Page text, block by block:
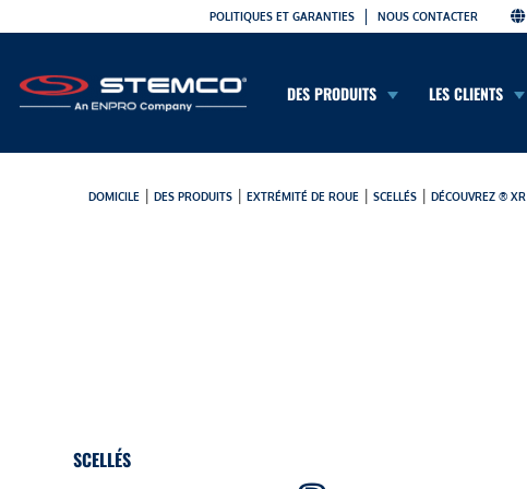
POLITIQUES ET GARANTIES NOUS CONTACTER
DES PRODUITS LES CLIENTS
DOMICILE | DES PRODUITS| EXTRÉMITÉ DE ROUE | SCELLÉS| DÉCOUVREZ ® XR
SCELLÉS